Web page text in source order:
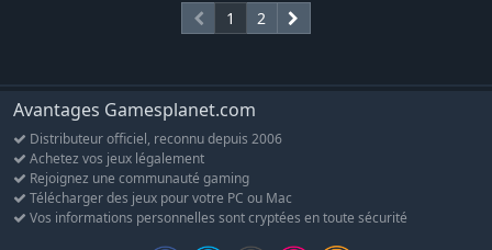
1 2
Avantages Gamesplanet.com
Distributeur officiel, reconnu depuis 2006
Achetez vos jeux légalement
Rejoignez une communauté gaming
Télécharger des jeux pour votre PC ou Mac
Vos informations personnelles sont cryptées en toute sécurité